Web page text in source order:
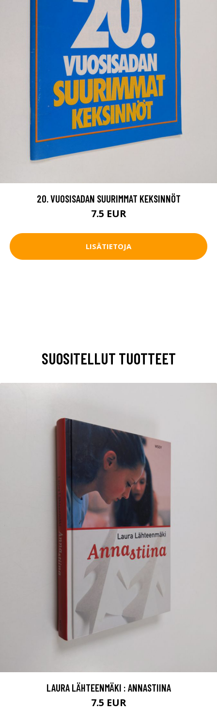
20. VUOSISADAN SUURIMMAT KEKSINNÖT
7.5 EUR
LISÄTIETOJA
SUOSITELLUT TUOTTEET
LAURA LÄHTEENMÄKI : ANNASTIINA
7.5 EUR